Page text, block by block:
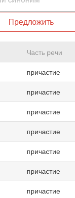
Предложить
Часть речи
причастие
причастие
причастие
причастие
причастие
причастие
причастие